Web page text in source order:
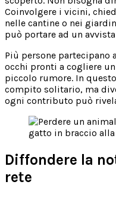
Coinvolgere i vicini,
nelle cantine o nei
può portare ad un
Più persone partecipano
occhi pronti a cogliere
piccolo rumore. In
compito solitario, ma
ogni contributo può
Diffondere la
rete